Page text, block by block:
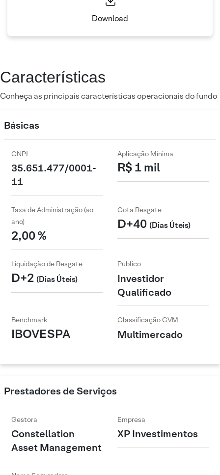
Download
Características
Conheça as principais características operacionais do fundo
Básicas
CNPJ
35.651.477/0001-
11
Aplicação Mínima
R$ 1 mil
Taxa de Administração (ao
ano)
2,00 %
Cota Resgate
D+40 (Dias Úteis)
Liquidação de Resgate
D+2 (Dias Úteis)
Público
Investidor
Qualificado
Benchmark
IBOVESPA
Classificação CVM
Multimercado
Prestadores de Serviços
Gestora
Constellation
Asset Management
Empresa
XP Investimentos